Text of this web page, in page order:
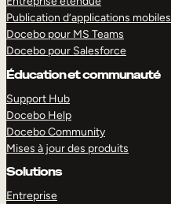
Publication d’applications mobiles
Docebo pour MS Teams
Docebo pour Salesforce
Éducation et communauté
Support Hub
Docebo Help
Docebo Community
Mises à jour des produits
Solutions
Entreprise